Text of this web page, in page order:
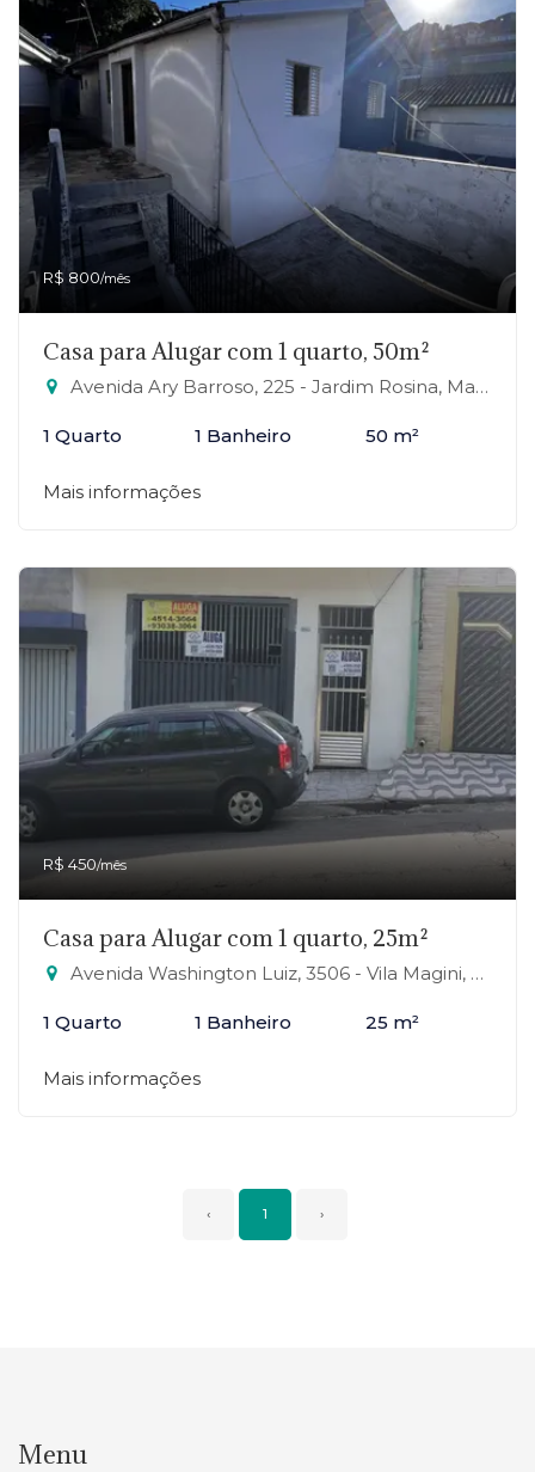
R$ 800/mês
Casa para Alugar com 1 quarto, 50m²
Avenida Ary Barroso, 225 - Jardim Rosina, Mauá-SP
1 Quarto 1 Banheiro 50 m²
Mais informações
R$ 450/mês
Casa para Alugar com 1 quarto, 25m²
Avenida Washington Luiz, 3506 - Vila Magini, Mauá-SP
1 Quarto 1 Banheiro 25 m²
Mais informações
‹ 1 ›
Menu